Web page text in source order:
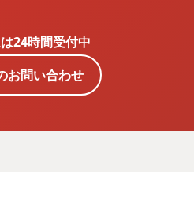
24時間受付中
お問い合わせ